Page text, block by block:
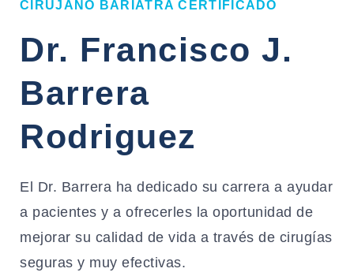
CIRUJANO BARIATRA CERTIFICADO
Dr. Francisco J.
Barrera
Rodriguez
El Dr. Barrera ha dedicado su carrera a ayudar
a pacientes y a ofrecerles la oportunidad de
mejorar su calidad de vida a través de cirugías
seguras y muy efectivas.